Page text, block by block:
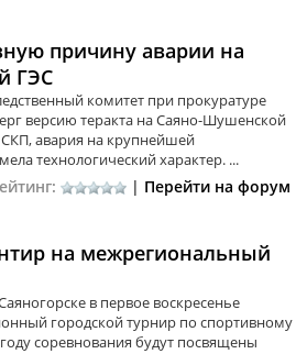
причину аварии на
ГЭС
комитет при прокуратуре
версию теракта на Саяно-Шушенской
авария на крупнейшей
технологический характер. ...
| Перейти на форум
на межрегиональный
в первое воскресенье
городской турнир по спортивному
соревнования будут посвящены